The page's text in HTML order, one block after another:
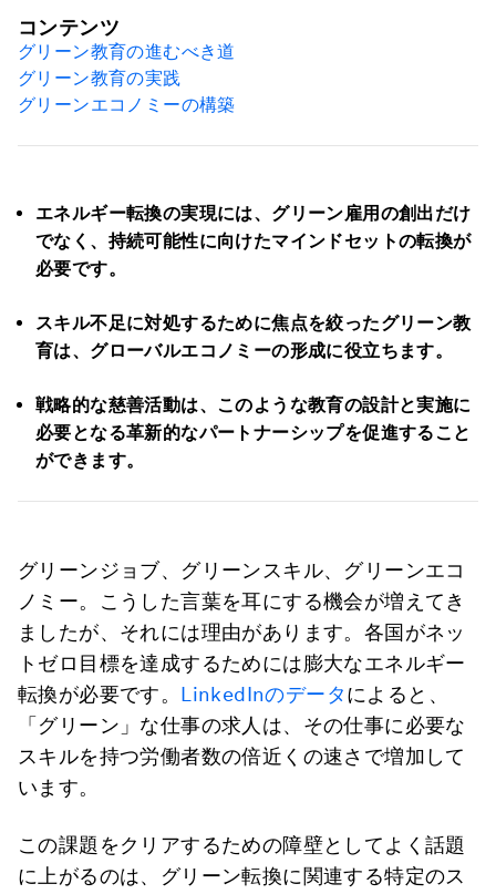
エネルギー転換の実現には、グリーン雇用の創出だけ
でなく、持続可能性に向けたマインドセットの転換が
必要です。
スキル不足に対処するために焦点を絞ったグリーン教
育は、グローバルエコノミーの形成に役立ちます。
戦略的な慈善活動は、このような教育の設計と実施に
必要となる革新的なパートナーシップを促進すること
ができます。
グリーンジョブ、グリーンスキル、グリーンエコ
ノミー。こうした言葉を耳にする機会が増えてき
ましたが、それには理由があります。各国がネッ
トゼロ目標を達成するためには膨大なエネルギー
転換が必要です。 LinkedInのデータによると、
「グリーン」な仕事の求人は、その仕事に必要な
スキルを持つ労働者数の倍近くの速さで増加して
います。
この課題をクリアするための障壁としてよく話題
に上がるのは、グリーン転換に関連する特定のス
コンテンツ
グリーン教育の進むべき道
グリーン教育の実践
グリーンエコノミーの構築